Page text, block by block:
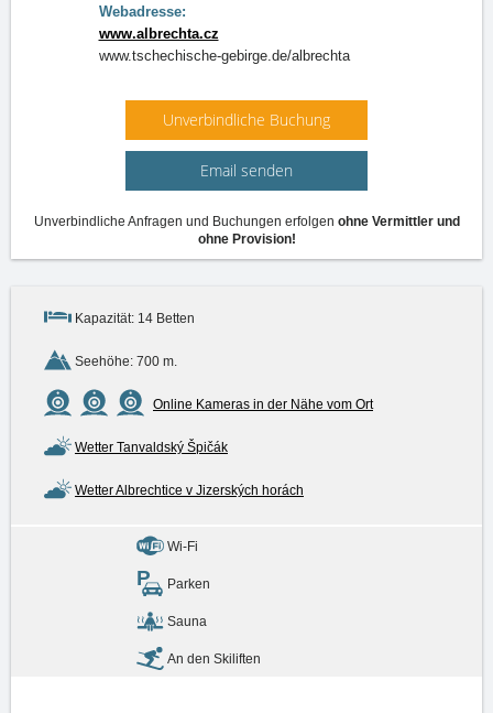
Webadresse:
www.albrechta.cz
www.tschechische-gebirge.de/albrechta
Unverbindliche Buchung
Email senden
Unverbindliche Anfragen und Buchungen erfolgen ohne Vermittler und
ohne Provision!
Kapazität: 14 Betten
Seehöhe: 700 m.
Online Kameras in der Nähe vom Ort
Wetter Tanvaldský Špičák
Wetter Albrechtice v Jizerských horách
Wi-Fi
Parken
Sauna
An den Skiliften